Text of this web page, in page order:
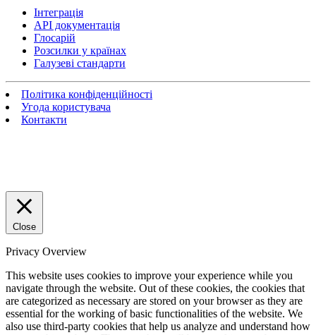
Інтеграція
API документація
Глосарій
Розсилки у країнах
Галузеві стандарти
Політика конфіденційності
Угода користувача
Контакти
Close
Privacy Overview
This website uses cookies to improve your experience while you
navigate through the website. Out of these cookies, the cookies that
are categorized as necessary are stored on your browser as they are
essential for the working of basic functionalities of the website. We
also use third-party cookies that help us analyze and understand how